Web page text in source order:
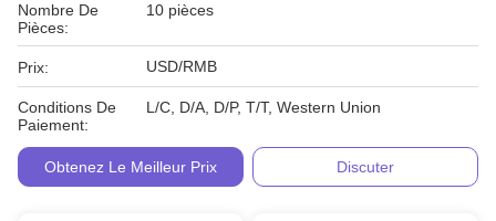
Nombre De
Pièces:
10 pièces
Prix: USD/RMB
Conditions De
Paiement:
L/C, D/A, D/P, T/T, Western Union
Obtenez Le Meilleur Prix Discuter